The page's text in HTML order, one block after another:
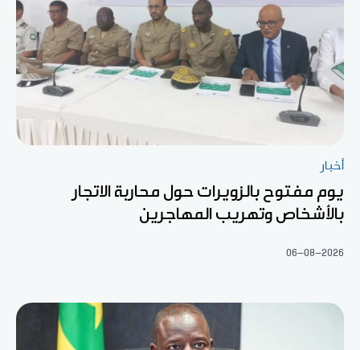
أخبار
يوم مفتوح بالزويرات حول محاربة الاتجار
بالأشخاص وتهريب المهاجرين
06-08-2026